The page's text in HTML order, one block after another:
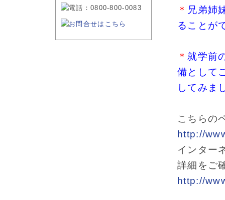
＊ 兄弟姉
ることが
＊ 就学前
備として
してみま
こちらの
http://
インター
詳細をご
http://